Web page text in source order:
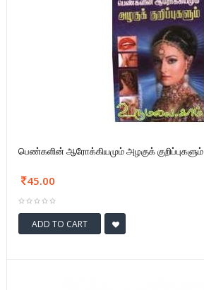
பெண்களின் ஆரோக்கியமும் அழகுக் குறிப்புகளும்
45.00
ADD TO CART